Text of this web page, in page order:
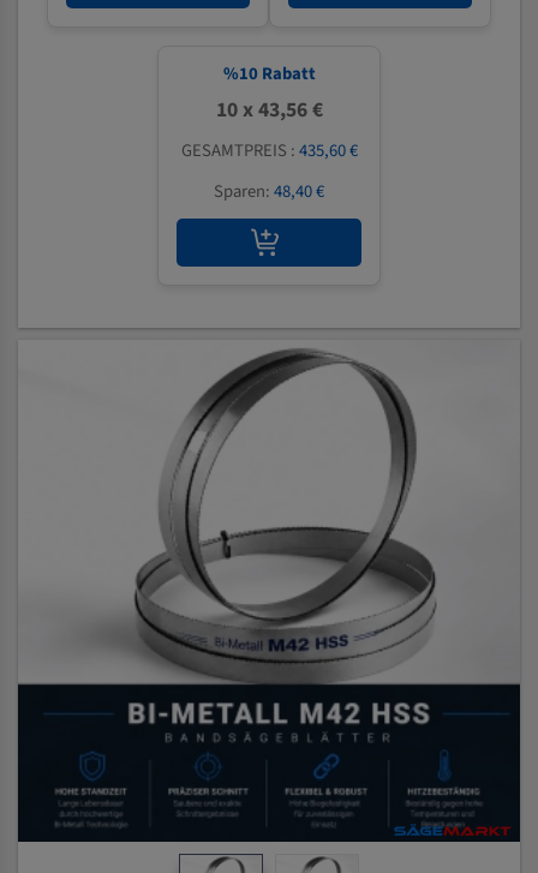
%10 Rabatt
10 x 43,56 €
GESAMTPREIS :435,60 €
Sparen:48,40 €